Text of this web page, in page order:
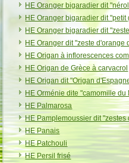
HE Oranger bigaradier dit
HE Oranger bigaradier dit
HE Oranger bigaradier dit
HE Oranger dit "zeste d'orange
HE Origan à inflorescences
HE Origan de Grèce à carvacrol
HE Origan dit "Origan
HE Orménie dite "camomille du
HE Palmarosa
HE Pamplemoussier dit
HE Panais
HE Patchouli
HE Persil frisé